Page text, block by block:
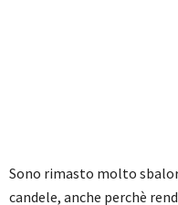
Sono rimasto molto
candele, anche perchè